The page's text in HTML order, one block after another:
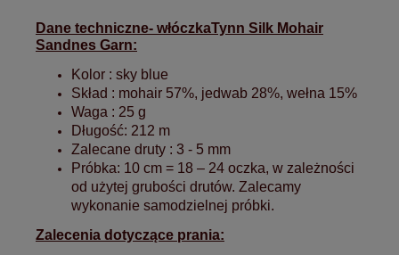
Dane techniczne- włóczkaTynn Silk Mohair
Sandnes Garn:
Kolor : sky blue
Skład : mohair 57%, jedwab 28%, wełna 15%
Waga : 25 g
Długość: 212 m
Zalecane druty : 3 - 5 mm
Próbka: 10 cm = 18 – 24 oczka, w zależności
od użytej grubości drutów. Zalecamy
wykonanie samodzielnej próbki.
Zalecenia dotyczące prania: